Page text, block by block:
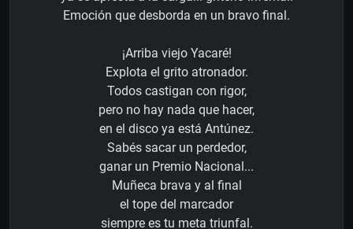
Emoción que desborda en un bravo final.
¡Arriba viejo Yacaré!
Explota el grito atronador.
Todos castigan con rigor,
pero no hay nada que hacer,
en el disco ya está Antúnez.
Sabés sacar un perdedor,
ganar un Premio Nacional...
Muñeca brava y al final
el tope del marcador
siempre es tu meta triunfal.